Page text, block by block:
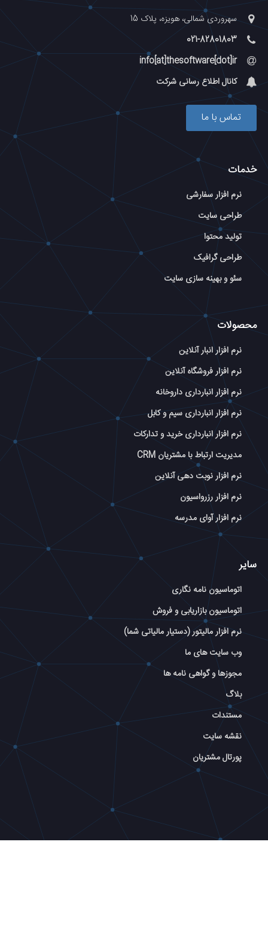
سهروردی شمالی، هویزه، پلاک 15
021-82801803
info[at]thesoftware[dot]ir
کانال اطلاع رسانی شرکت
تماس با ما
خدمات
نرم افزار سفارشی
طراحی سایت
تولید محتوا
طراحی گرافیک
سئو و بهینه سازی سایت
محصولات
نرم افزار انبار آنلاین
نرم افزار فروشگاه آنلاین
نرم افزار انبارداری داروخانه
نرم افزار انبارداری سیم و کابل
نرم افزار انبارداری خرید و تدارکات
مدیریت ارتباط با مشتریان CRM
نرم افزار نوبت دهی آنلاین
نرم افزار رزرواسیون
نرم افزار آوای مدرسه
سایر
اتوماسیون نامه نگاری
اتوماسیون بازاریابی و فروش
نرم افزار مالیتور (دستیار مالیاتی شما)
وب سایت های ما
مجوزها و گواهی نامه ها
بلاگ
مستندات
نقشه سایت
پورتال مشتریان